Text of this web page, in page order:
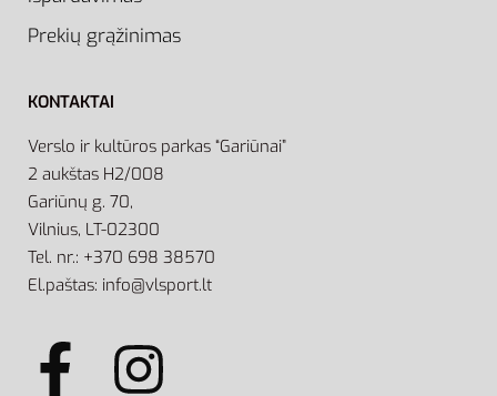
Prekių grąžinimas
KONTAKTAI
Verslo ir kultūros parkas “Gariūnai”
2 aukštas H2/008
Gariūnų g. 70,
Vilnius, LT-02300
Tel. nr.: +370 698 38570
El.paštas: info@vlsport.lt